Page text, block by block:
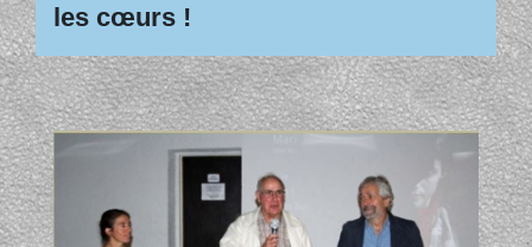
les cœurs !